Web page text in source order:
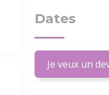
Dates
Je veux un